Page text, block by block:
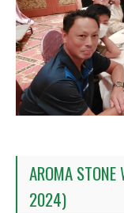
AROMA
2024)